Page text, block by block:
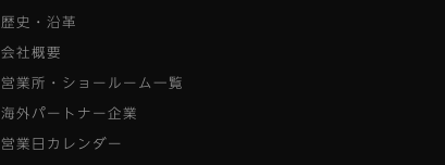
歴史・沿革
会社概要
営業所・ショールーム一覧
海外パートナー企業
営業日カレンダー